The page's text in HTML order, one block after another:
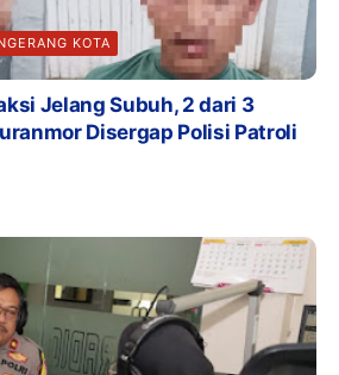
KOTA
Jelang Subuh, 2 dari 3
Disergap Polisi Patroli